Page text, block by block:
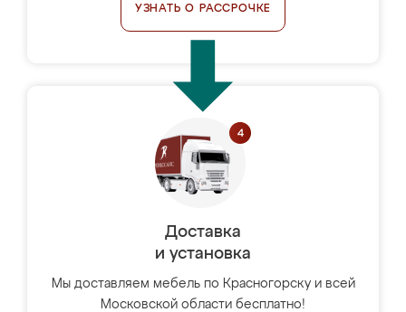
УЗНАТЬ О РАССРОЧКЕ
Доставка
и установка
Мы доставляем мебель по Красногорску и всей
Московской области бесплатно!